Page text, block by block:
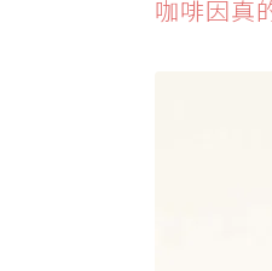
咖啡因真